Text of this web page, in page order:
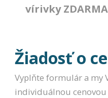
vírivky
Žiadosť o
Vyplňte formulár a my
individuálnou